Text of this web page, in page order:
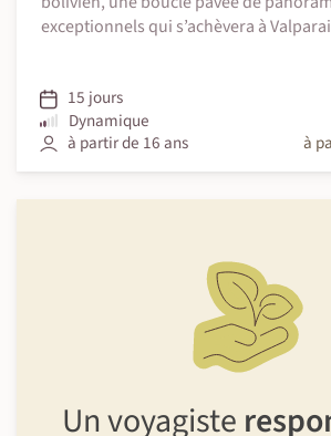
exceptionnels qui s’achèvera à
15 jours
Dynamique
à partir de 16 ans
à
Un voyagiste